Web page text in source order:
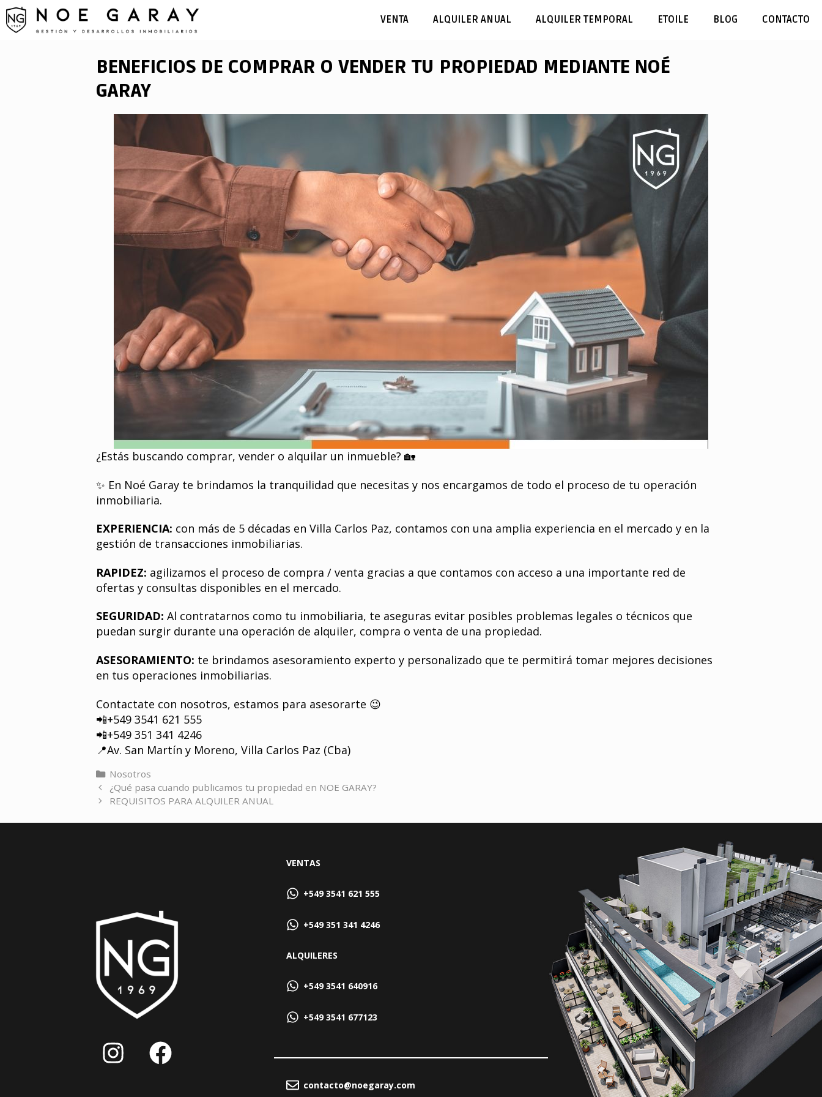
Saltar
al
contenido
VENTA ALQUILER ANUAL ALQUILER TEMPORAL ETOILE BLOG CONTACTO
BENEFICIOS DE COMPRAR O VENDER TU PROPIEDAD MEDIANTE NOÉ
GARAY
¿Estás buscando comprar, vender o alquilar un inmueble? 🏡
✨ En Noé Garay te brindamos la tranquilidad que necesitas y nos encargamos de todo el proceso de tu operación
inmobiliaria.
EXPERIENCIA: con más de 5 décadas en Villa Carlos Paz, contamos con una amplia experiencia en el mercado y en la
gestión de transacciones inmobiliarias.
RAPIDEZ: agilizamos el proceso de compra / venta gracias a que contamos con acceso a una importante red de
ofertas y consultas disponibles en el mercado.
SEGURIDAD: Al contratarnos como tu inmobiliaria, te aseguras evitar posibles problemas legales o técnicos que
puedan surgir durante una operación de alquiler, compra o venta de una propiedad.
ASESORAMIENTO: te brindamos asesoramiento experto y personalizado que te permitirá tomar mejores decisiones
en tus operaciones inmobiliarias.
Contactate con nosotros, estamos para asesorarte 😉
📲+549 3541 621 555
📲+549 351 341 4246
📍Av. San Martín y Moreno, Villa Carlos Paz (Cba)
Categorías
Nosotros
¿Qué pasa cuando publicamos tu propiedad en NOE GARAY?
REQUISITOS PARA ALQUILER ANUAL
VENTAS
+549 3541 621 555
+549 351 341 4246
ALQUILERES
+549 3541 640916
+549 3541 677123
contacto@noegaray.com